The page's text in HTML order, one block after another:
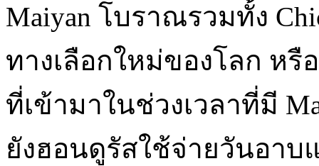
Maiyan โบราณรวมทั้ง
ทางเลือกใหม่ของโลก ห
ที่เข้ามาในช่วงเวลาที่มี
ยังฮอนดูรัสใช้จ่ายวันอา